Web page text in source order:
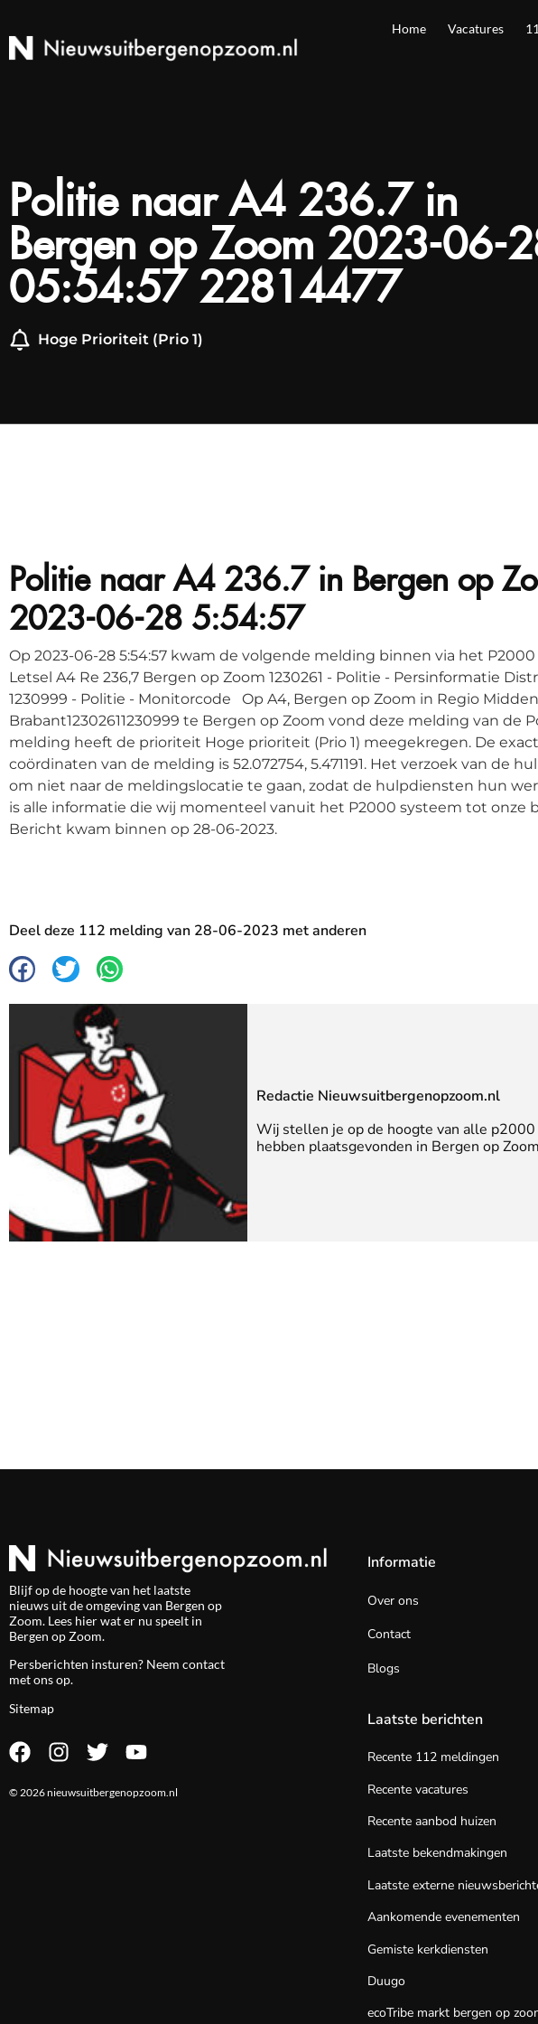
Home Vacatures
Politie naar A4 236.7 in
Bergen op Zoom 2023-06-
05:54:57 22814477
Hoge Prioriteit (Prio 1)
Politie naar A4 236.7 in Bergen op
2023-06-28 5:54:57
Op 2023-06-28 5:54:57 kwam de volgende melding binnen via het P2000
Letsel A4 Re 236,7 Bergen op Zoom 1230261 - Politie - Persinformatie
1230999 - Politie - Monitorcode Op A4, Bergen op Zoom in Regio
Brabant12302611230999 te Bergen op Zoom vond deze melding van de
melding heeft de prioriteit Hoge prioriteit (Prio 1) meegekregen. De
coördinaten van de melding is 52.072754, 5.471191. Het verzoek van de
om niet naar de meldingslocatie te gaan, zodat de hulpdiensten hun
is alle informatie die wij momenteel vanuit het P2000 systeem tot onze
Bericht kwam binnen op 28-06-2023.
Deel deze 112 melding van 28-06-2023 met anderen
Redactie Nieuwsuitbergenopzoom.nl
Wij stellen je op de hoogte van alle
hebben plaatsgevonden in Bergen op
Blijf op de hoogte van het laatste
nieuws uit de omgeving van Bergen op
Zoom. Lees hier wat er nu speelt in
Bergen op Zoom.
Persberichten insturen? Neem contact
met ons op.
Sitemap
© 2026 nieuwsuitbergenopzoom.nl
Informatie
Over ons
Contact
Blogs
Laatste berichten
Recente 112 meldingen
Recente vacatures
Recente aanbod huizen
Laatste bekendmakingen
Laatste externe
Aankomende evenementen
Gemiste kerkdiensten
Duugo
ecoTribe markt bergen op